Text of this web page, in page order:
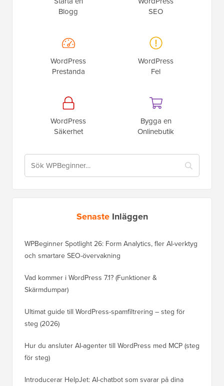
Blogg
SEO
WordPress
Prestanda
WordPress
Fel
WordPress
Säkerhet
Bygga en
Onlinebutik
Senaste Inläggen
WPBeginner Spotlight 26: Form Analytics, fler AI-verktyg
och smartare SEO-övervakning
Vad kommer i WordPress 7.1? (Funktioner &
Skärmdumpar)
Ultimat guide till WordPress-spamfiltrering – steg för
steg (2026)
Hur du ansluter AI-agenter till WordPress med MCP (steg
för steg)
Introducerar HelpJet: AI-chatbot som svarar på dina